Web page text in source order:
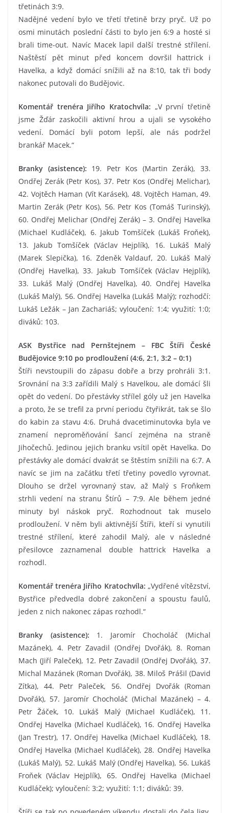
třetinách 3:9.
Nadějné vedení bylo ve třetí třetině brzy pryč. Už po
osmi minutách poslední části to bylo jen 6:9 a hosté si
brali time-out. Navíc Macek lapil další trestné střílení.
Naštěstí pět minut před koncem dovršil hattrick i
Havelka, a když domácí snížili až na 8:10, tak tři body
nakonec putovali do Budějovic.
Komentář trenéra Jiřího Kratochvíla: „V první třetině
jsme Žďár zaskočili aktivní hrou a ujali se vysokého
vedení. Domácí byli potom lepší, ale nás podržel
brankář Macek.“
Branky (asistence): 19. Petr Kos (Martin Zerák), 33.
Ondřej Zerák (Petr Kos), 37. Petr Kos (Ondřej Melichar),
42. Vojtěch Haman (Vít Karásek), 48. Vojtěch Haman, 49.
Martin Zerák (Petr Kos), 56. Petr Kos (Tomáš Turinský),
60. Ondřej Melichar (Ondřej Zerák) – 3. Ondřej Havelka
(Michael Kudláček), 6. Jakub Tomšíček (Lukáš Froňek),
13. Jakub Tomšíček (Václav Hejplík), 16. Lukáš Malý
(Marek Slepička), 16. Zdeněk Valdauf, 20. Lukáš Malý
(Ondřej Havelka), 33. Jakub Tomšíček (Václav Hejplík),
33. Lukáš Malý (Ondřej Havelka), 40. Ondřej Havelka
(Lukáš Malý), 56. Ondřej Havelka (Lukáš Malý); rozhodčí:
Lukáš Ležák – Jan Zachariáš; vyloučení: 1:4; využití: 1:0;
diváků: 103.
ASK Bystřice nad Pernštejnem – FBC Štíři České
Budějovice 9:10 po prodloužení (4:6, 2:1, 3:2 – 0:1)
Štíři nevstoupili do zápasu dobře a brzy prohráli 3:1.
Srovnání na 3:3 zařídili Malý s Havelkou, ale domácí šli
opět do vedení. Do přestávky střílel góly už jen Havelka
a proto, že se trefil za první periodu čtyřikrát, tak se šlo
do kabin za stavu 4:6. Druhá dvacetiminutovka byla ve
znamení neproměňování šancí zejména na straně
Jihočechů. Jedinou jejich branku vsítil opět Havelka. Do
přestávky ale domácí dvakrát se štěstím snížili na 6:7. A
navíc se jim na začátku třetí třetiny povedlo vyrovnat.
Dlouho se držel vyrovnaný stav, až Malý s Froňkem
strhli vedení na stranu Štírů – 7:9. Ale během jedné
minuty byl náskok pryč. Rozhodnout tak muselo
prodloužení. V něm byli aktivnější Štíři, kteří si vynutili
trestné střílení, které zahodil Malý, ale v následné
přesilovce zaznamenal double hattrick Havelka a
rozhodl.
Komentář trenéra Jiřího Kratochvíla: „Vydřené vítězství,
Bystřice předvedla dobré zakončení a spoustu faulů,
jeden z nich nakonec zápas rozhodl.“
Branky (asistence): 1. Jaromír Chocholáč (Michal
Mazánek), 4. Petr Zavadil (Ondřej Dvořák), 8. Roman
Mach (Jiří Paleček), 12. Petr Zavadil (Ondřej Dvořák), 37.
Michal Mazánek (Roman Dvořák), 38. Miloš Prášil (David
Zítka), 44. Petr Paleček, 56. Ondřej Dvořák (Roman
Dvořák), 57. Jaromír Chocholáč (Michal Mazánek) – 4.
Petr Žáček, 10. Lukáš Malý (Michael Kudláček), 11.
Ondřej Havelka (Michael Kudláček), 16. Ondřej Havelka
(Jan Trestr), 17. Ondřej Havelka (Michael Kudláček), 18.
Ondřej Havelka (Michael Kudláček), 28. Ondřej Havelka
(Lukáš Malý), 52. Lukáš Malý (Ondřej Havelka), 56. Lukáš
Froňek (Václav Hejplík), 65. Ondřej Havelka (Michael
Kudláček); vyloučení: 3:2; využití: 1:1; diváků: 39.